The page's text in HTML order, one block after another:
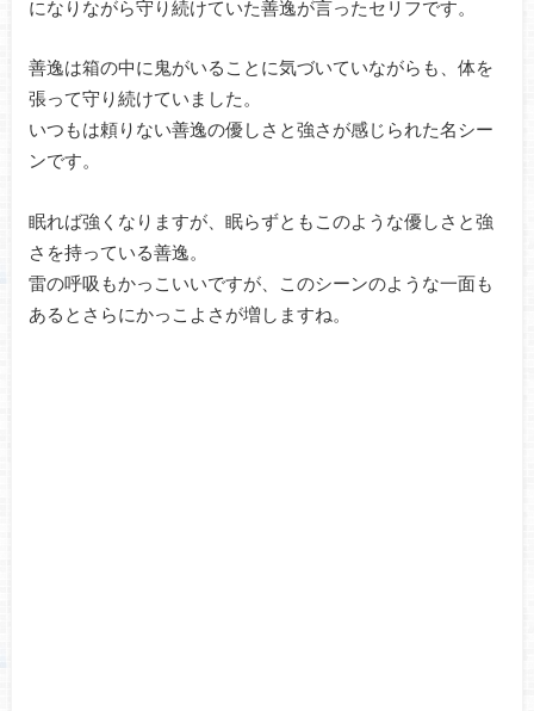
になりながら守り続けていた善逸が言ったセリフです。
善逸は箱の中に鬼がいることに気づいていながらも、体を
張って守り続けていました。
いつもは頼りない善逸の優しさと強さが感じられた名シー
ンです。
眠れば強くなりますが、眠らずともこのような優しさと強
さを持っている善逸。
雷の呼吸もかっこいいですが、このシーンのような一面も
あるとさらにかっこよさが増しますね。